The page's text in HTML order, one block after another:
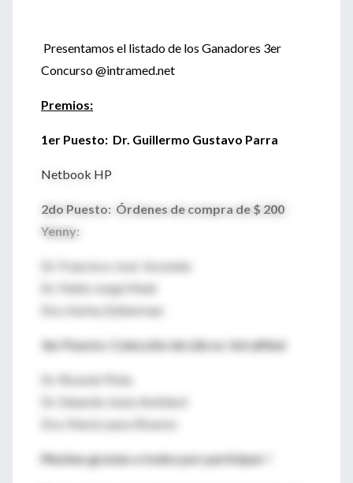
Presentamos el listado de los Ganadores 3er
Concurso @intramed.net
Premios:
1er Puesto: Dr. Guillermo Gustavo Parra
Netbook HP
2do Puesto: Órdenes de compra de $ 200
Yenny:
Dr. Francisco José Acevedo
Dr. Pablo Jorge Maid
Dra. Karina Zylberman
3er Puesto: Colección de Libros IntraMed
Dr. Ricardo Piola
Dr. Eduardo Jesús Amblard
Dra. María Laura Álvarez:
Muchas gracias a todos por participar !